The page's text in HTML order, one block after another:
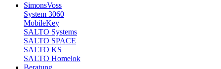
SimonsVoss
System 3060
MobileKey
SALTO Systems
SALTO SPACE
SALTO KS
SALTO Homelok
Beratung